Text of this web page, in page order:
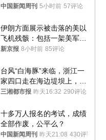
中国新闻周刊 5小时前 57评论
伊朗方面展示被击落的美以
飞机残骸：包括一架美军F-
15战斗机残骸以及多架无人
新京报 8小时前 85评论
台风“白海豚”来临，浙江一
家四口走在海边堤坝上，其
中9岁男孩被巨浪卷入海
三湘都市报 昨天16:32 290评论
十多万人报名的考试，成绩
全部作废，公平么？
中国新闻周刊 昨天21:08 430评论